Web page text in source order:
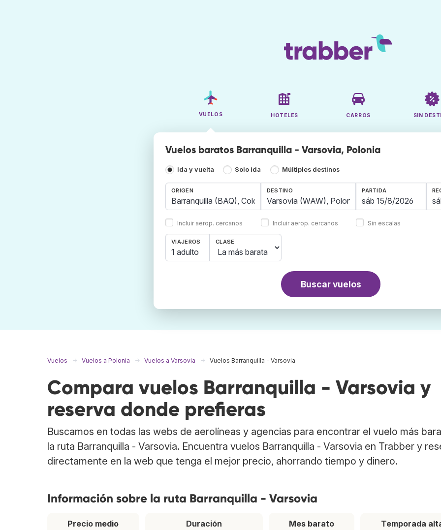
VUELOS HOTELES CARROS SIN
Vuelos baratos Barranquilla - Varsovia, Polonia
Ida y vuelta Solo ida Múltiples destinos
ORIGEN
Incluir aerop. cercanos
DESTINO
Incluir aerop. cercanos
PARTIDA
Sin escalas
VIAJEROS
1 adulto
CLASE
Buscar vuelos
Vuelos Vuelos a Polonia Vuelos a Varsovia Vuelos Barranquilla - Varsovia
Compara vuelos Barranquilla - Varsovia y
reserva donde prefieras
Buscamos en todas las webs de aerolíneas y agencias para encontrar el vuelo más
la ruta Barranquilla - Varsovia. Encuentra vuelos Barranquilla - Varsovia en Trabber y
directamente en la web que tenga el mejor precio, ahorrando tiempo y dinero.
Información sobre la ruta Barranquilla - Varsovia
Precio medio
Duración
Mes barato
Temporada